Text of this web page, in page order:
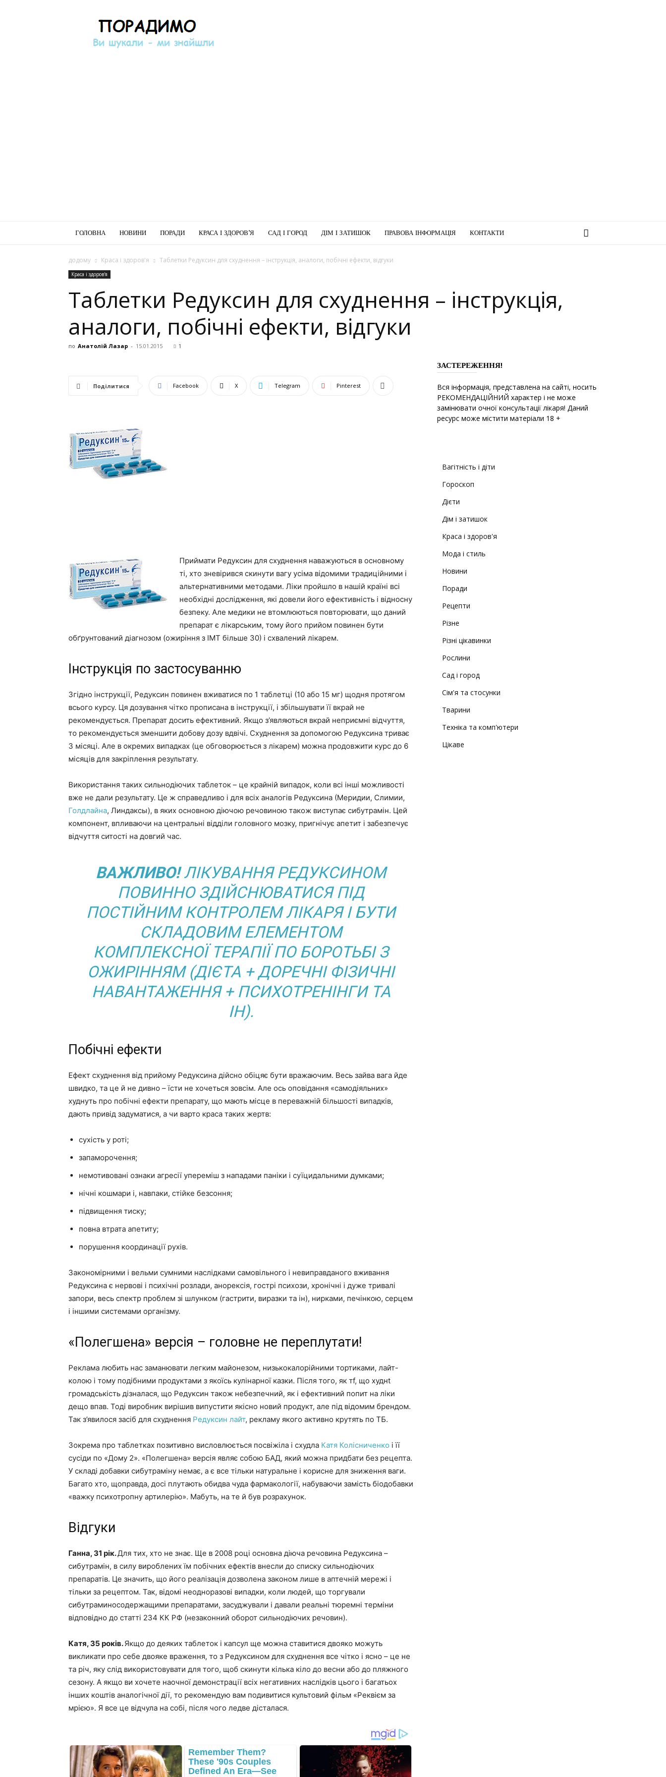
Порадимо
ГОЛОВНА НОВИНИ ПОРАДИ КРАСА І ЗДОРОВ’Я САД І ГОРОД ДІМ І ЗАТИШОК ПРАВОВА ІНФОРМАЦІЯ КОНТАКТИ
додому Краса і здоров'я Таблетки Редуксин для схуднення – інструкція, аналоги, побічні ефекти, відгуки
Краса і здоров'я
Таблетки Редуксин для схуднення – інструкція,
аналоги, побічні ефекти, відгуки
по Анатолій Лазар - 15.01.2015 1
Поділитися Facebook X Telegram Pinterest
Приймати Редуксин для схуднення наважуються в основному
ті, хто зневірився скинути вагу усіма відомими традиційними і
альтернативними методами. Ліки пройшло в нашій країні всі
необхідні дослідження, які довели його ефективність і відносну
безпеку. Але медики не втомлюються повторювати, що даний
препарат є лікарським, тому його прийом повинен бути
обґрунтований діагнозом (ожиріння з ІМТ більше 30) і схвалений лікарем.
Інструкція по застосуванню
Згідно інструкції, Редуксин повинен вживатися по 1 таблетці (10 або 15 мг) щодня протягом
всього курсу. Ця дозування чітко прописана в інструкції, і збільшувати її вкрай не
рекомендується. Препарат досить ефективний. Якщо з’являються вкрай неприємні відчуття,
то рекомендується зменшити добову дозу вдвічі. Схуднення за допомогою Редуксина триває
3 місяці. Але в окремих випадках (це обговорюється з лікарем) можна продовжити курс до 6
місяців для закріплення результату.
Використання таких сильнодіючих таблеток – це крайній випадок, коли всі інші можливості
вже не дали результату. Це ж справедливо і для всіх аналогів Редуксина (Меридии, Слимии,
Голдлайна, Линдаксы), в яких основною діючою речовиною також виступає сибутрамін. Цей
компонент, впливаючи на центральні відділи головного мозку, пригнічує апетит і забезпечує
відчуття ситості на довгий час.
ВАЖЛИВО!ЛІКУВАННЯ РЕДУКСИНОМ
ПОВИННО ЗДІЙСНЮВАТИСЯ ПІД
ПОСТІЙНИМ КОНТРОЛЕМ ЛІКАРЯ І БУТИ
СКЛАДОВИМ ЕЛЕМЕНТОМ
КОМПЛЕКСНОЇ ТЕРАПІЇ ПО БОРОТЬБІ З
ОЖИРІННЯМ (ДІЄТА + ДОРЕЧНІ ФІЗИЧНІ
НАВАНТАЖЕННЯ + ПСИХОТРЕНІНГИТА
ІН).
Побічні ефекти
Ефект схуднення від прийому Редуксина дійсно обіцяє бути вражаючим. Весь зайва вага йде
швидко, та це й не дивно – їсти не хочеться зовсім. Але ось оповідання «самодіяльних»
худнуть про побічні ефекти препарату, що мають місце в переважній більшості випадків,
дають привід задуматися, а чи варто краса таких жертв:
сухість у роті;
запаморочення;
немотивовані ознаки агресії упереміш з нападами паніки і суїцидальними думками;
нічні кошмари і, навпаки, стійке безсоння;
підвищення тиску;
повна втрата апетиту;
порушення координації рухів.
Закономірними і вельми сумними наслідками самовільного і невиправданого вживання
Редуксина є нервові і психічні розлади, анорексія, гострі психози, хронічні і дуже тривалі
запори, весь спектр проблем зі шлунком (гастрити, виразки та ін), нирками, печінкою, серцем
і іншими системами організму.
«Полегшена» версія – головне не переплутати!
Реклама любить нас заманювати легким майонезом, низькокалорійними тортиками, лайт-
колою і тому подібними продуктами з якоїсь кулінарної казки. Після того, як тf, що худнt
громадськість дізналася, що Редуксин також небезпечний, як і ефективний попит на ліки
дещо впав. Тоді виробник вирішив випустити якісно новий продукт, але під відомим брендом.
Так з’явилося засіб для схуднення Редуксин лайт, рекламу якого активно крутять по ТБ.
Зокрема про таблетках позитивно висловлюється посвіжіла і схудла Катя Колісниченко і її
сусіди по «Дому 2». «Полегшена» версія являє собою БАД, який можна придбати без рецепта.
У складі добавки сибутраміну немає, а є все тільки натуральне і корисне для зниження ваги.
Багато хто, щоправда, досі плутають обидва чуда фармакології, набуваючи замість біодобавки
«важку психотропну артилерію». Мабуть, на те й був розрахунок.
Відгуки
Ганна, 31 рік.Для тих, хто не знає. Ще в 2008 році основна діюча речовина Редуксина –
сибутрамін, в силу вироблених їм побічних ефектів внесли до списку сильнодіючих
препаратів. Це значить, що його реалізація дозволена законом лише в аптечній мережі і
тільки за рецептом. Так, відомі неодноразові випадки, коли людей, що торгували
сибутраминосодержащими препаратами, засуджували і давали реальні тюремні терміни
відповідно до статті 234 КК РФ (незаконний оборот сильнодіючих речовин).
Катя, 35 років.Якщо до деяких таблеток і капсул ще можна ставитися двояко можуть
викликати про себе двояке враження, то з Редуксином для схуднення все чітко і ясно – це не
та річ, яку слід використовувати для того, щоб скинути кілька кіло до весни або до пляжного
сезону. А якщо ви хочете наочної демонстрації всіх негативних наслідків цього і багатьох
інших коштів аналогічної дії, то рекомендую вам подивитися культовий фільм «Реквієм за
мрією». Я все це відчула на собі, після чого ледве дісталася.
ЗАСТЕРЕЖЕННЯ!
Вся інформація, представлена на сайті, носить
РЕКОМЕНДАЦІЙНИЙ характер і не може
замінювати очної консультації лікаря! Даний
ресурс може містити матеріали 18 +
Вагітність і діти
Гороскоп
Дієти
Дім і затишок
Краса і здоров'я
Мода і стиль
Новини
Поради
Рецепти
Різне
Різні цікавинки
Рослини
Сад і город
Сім'я та стосунки
Тварини
Техніка та комп'ютери
Цікаве